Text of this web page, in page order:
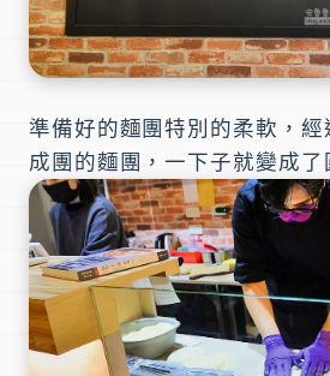
準備好的麵團特別的柔軟，經
成團的麵團，一下子就變成